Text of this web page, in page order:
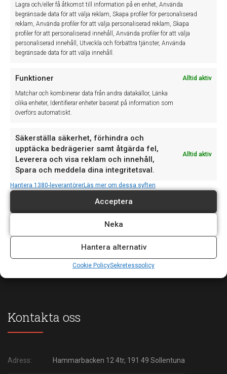
Lagra och/eller få åtkomst till information på en enhet, Använda
begränsade data för att välja reklam, Skapa profiler för personaliserad
reklam, Använda profiler för att välja personaliserad reklam, Skapa
profiler för att personaliserad innehåll, Använda profiler för att välja
personaliserad innehåll, Utveckla och förbättra tjänster, Använda
begränsade data för att välja innehåll.
Funktioner Alltid aktiv
Matchar och kombinerar data från andra datakällor, Länka
olika enheter, Identifierar enheter baserat på information som
överförs automatiskt.
Säkerställa säkerhet, förhindra och
upptäcka bedrägerier samt åtgärda fel,
Leverera och visa reklam och innehåll,
Spara och meddela dina integritetsval.
Alltid aktiv
Hantera 1380-leverantörerLäs mer om dessa syften
Acceptera
Neka
Hantera alternativ
Cookie PolicySekretesspolicy
Senaste nytt
20
JUL
Vi upplever just nu ett driftfel som påverkar teknikerappen,
vilket kan medföra att det inte går...
17
JUN
Vi vill informera om våra avvikande öppettider denna
vecka: Torsdag 18 juni: Supporten stänger...
oss är det viktigt att följa med i...
Kontakta oss
Adress: Hammarbacken 12 4tr, 191 49 Sollentuna